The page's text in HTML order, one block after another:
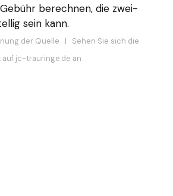
berechnen, die zwei-
sein kann.
der Quelle | Sehen Sie sich die
jc-trauringe.de an